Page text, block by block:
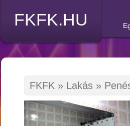
FKFK.HU
FKFK » Lakás »